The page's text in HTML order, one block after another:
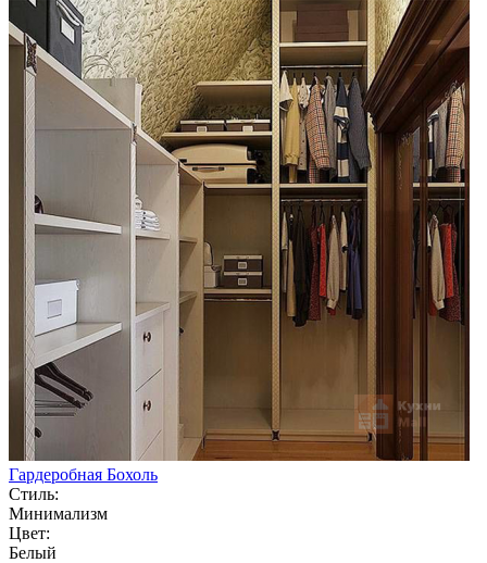
Гардеробная Бохоль
Стиль:
Минимализм
Цвет:
Белый